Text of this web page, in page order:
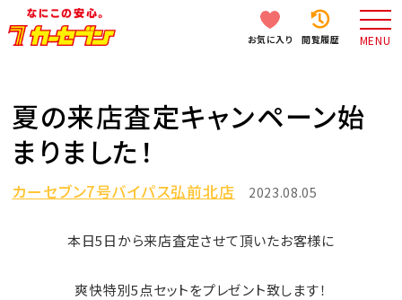
お気に入り 閲覧履歴 MENU
夏の来店査定キャンペーン始
まりました！
カーセブン7号バイパス弘前北店 2023.08.05
本日5日から来店査定させて頂いたお客様に
爽快特別5点セットをプレゼント致します！